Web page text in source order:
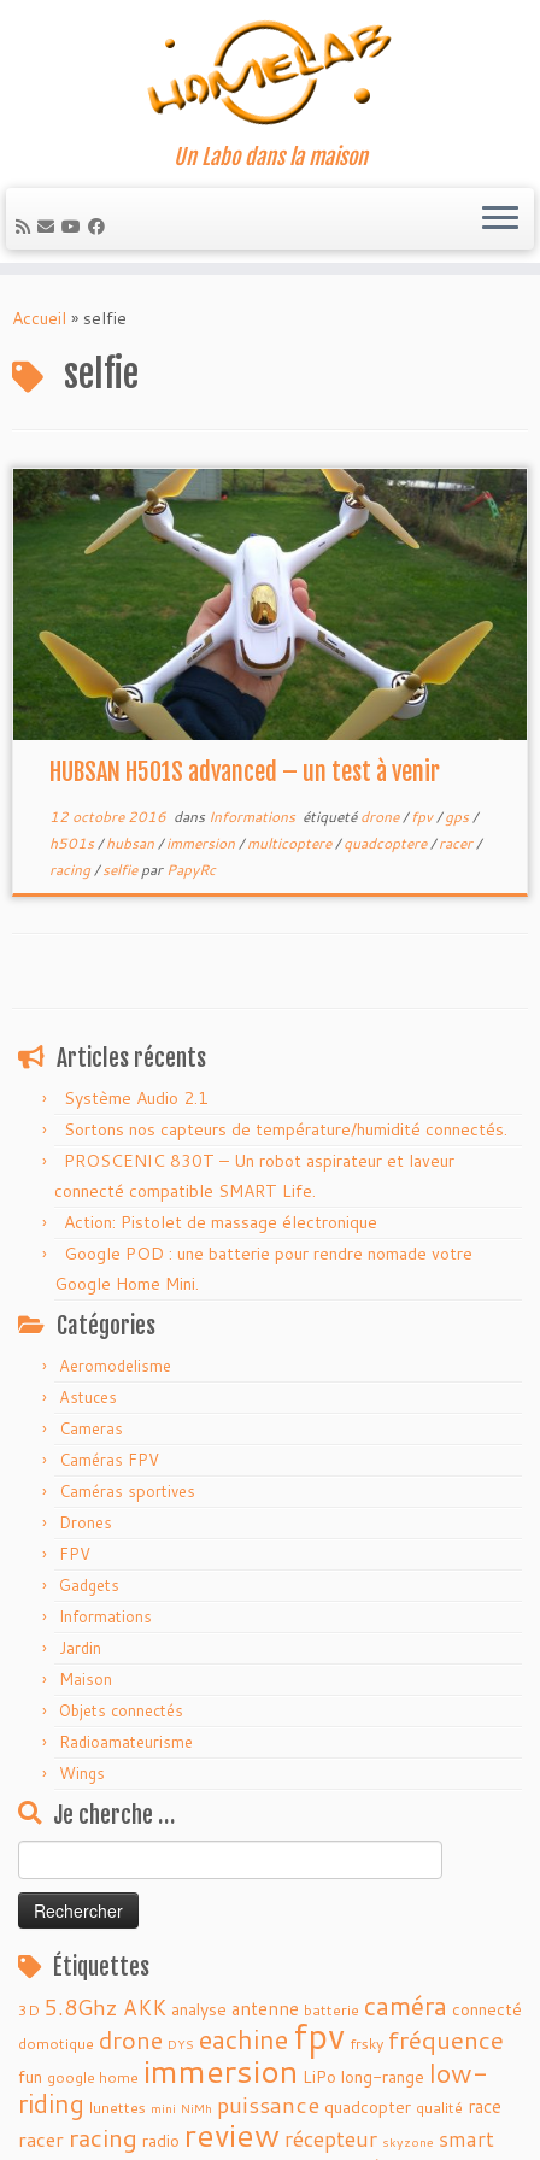
au
Un Labo dans la maison
Accueil » selfie
selfie
HUBSAN H501S advanced – un test à venir
12 octobre 2016dans Informations étiquetédrone/fpv/gps/
h501s/hubsan/immersion/multicoptere/quadcoptere/racer/
racing/selfieparPapyRc
Articles récents
Système Audio 2.1
Sortons nos capteurs de température/humidité connectés.
PROSCENIC 830T – Un robot aspirateur et laveur
connecté compatible SMART Life.
Action: Pistolet de massage électronique
Google POD : une batterie pour rendre nomade votre
Google Home Mini.
Catégories
Aeromodelisme
Astuces
Cameras
Caméras FPV
Caméras sportives
Drones
FPV
Gadgets
Informations
Jardin
Maison
Objets connectés
Radioamateurisme
Wings
Je cherche …
Étiquettes
3D 5.8Ghz AKK analyse antenne batterie caméra connecté
domotique drone DYS eachine fpv frsky fréquence
fun google home immersion LiPo long-range low-
riding lunettes mini NiMh puissance quadcopter qualité race
racer racing radio reviewrécepteur skyzone smart